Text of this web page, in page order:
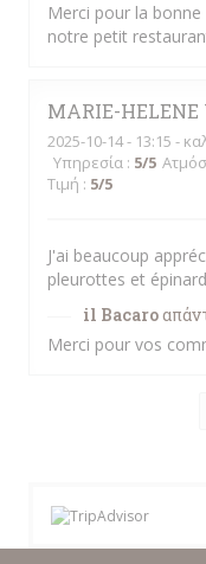
Merci pour la
notre petit
MARIE-HELENE
2025-10-14- 13:15 -
Υπηρεσία : 5/5
Τιμή : 5/5
J'ai beaucoup
pleurottes et
il Bacaro
Merci pour vos